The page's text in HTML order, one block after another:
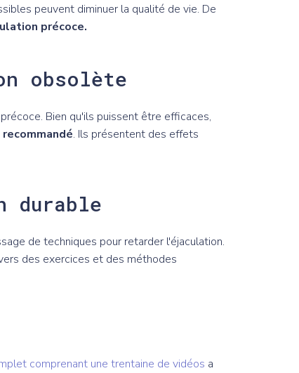
peuvent diminuer la qualité de vie. De
précoce.
obsolète
Bien qu'ils puissent être efficaces,
. Ils présentent des effets
durable
de techniques pour retarder l'éjaculation.
des exercices et des méthodes
comprenant une trentaine de vidéos a